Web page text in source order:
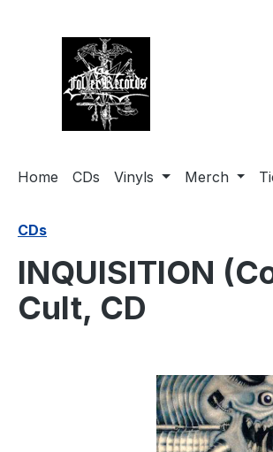
Home CDs Vinyls Merch
CDs
INQUISITION
Cult, CD
Bildergalerie überspringen